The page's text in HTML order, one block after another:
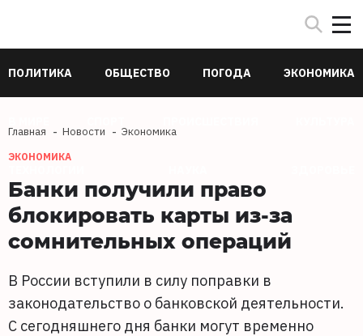
ПОЛИТИКА ОБЩЕСТВО ПОГОДА ЭКОНОМИКА
Главная Новости Экономика
ЭКОНОМИКА
Банки получили право
блокировать карты из-за
сомнительных операций
В России вступили в силу поправки в
законодательство о банковской деятельности.
С сегодняшнего дня банки могут временно